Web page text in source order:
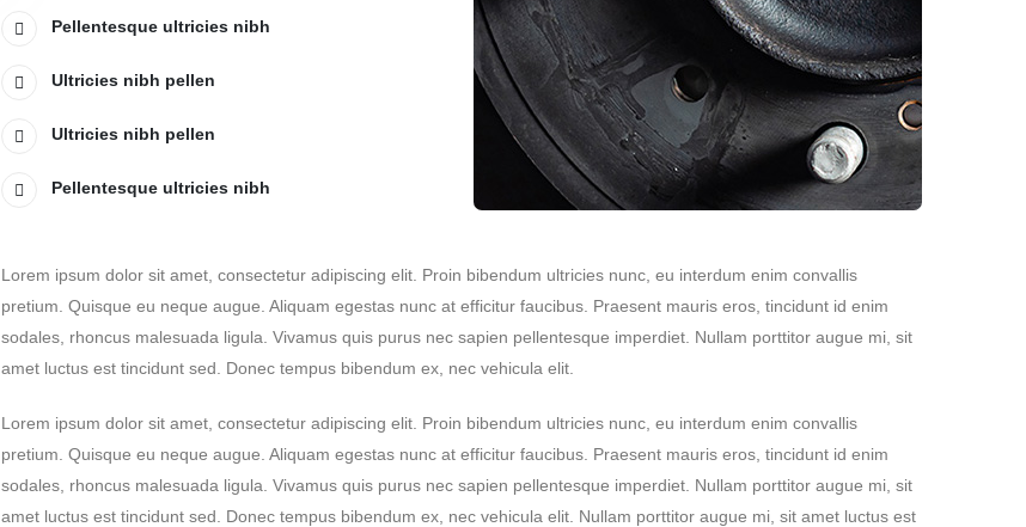
Pellentesque ultricies nibh
Ultricies nibh pellen
Ultricies nibh pellen
Pellentesque ultricies nibh
Lorem ipsum dolor sit amet, consectetur adipiscing elit. Proin bibendum ultricies nunc, eu interdum enim convallis
pretium. Quisque eu neque augue. Aliquam egestas nunc at efficitur faucibus. Praesent mauris eros, tincidunt id enim
sodales, rhoncus malesuada ligula. Vivamus quis purus nec sapien pellentesque imperdiet. Nullam porttitor augue mi, sit
amet luctus est tincidunt sed. Donec tempus bibendum ex, nec vehicula elit.
Lorem ipsum dolor sit amet, consectetur adipiscing elit. Proin bibendum ultricies nunc, eu interdum enim convallis
pretium. Quisque eu neque augue. Aliquam egestas nunc at efficitur faucibus. Praesent mauris eros, tincidunt id enim
sodales, rhoncus malesuada ligula. Vivamus quis purus nec sapien pellentesque imperdiet. Nullam porttitor augue mi, sit
amet luctus est tincidunt sed. Donec tempus bibendum ex, nec vehicula elit. Nullam porttitor augue mi, sit amet luctus est